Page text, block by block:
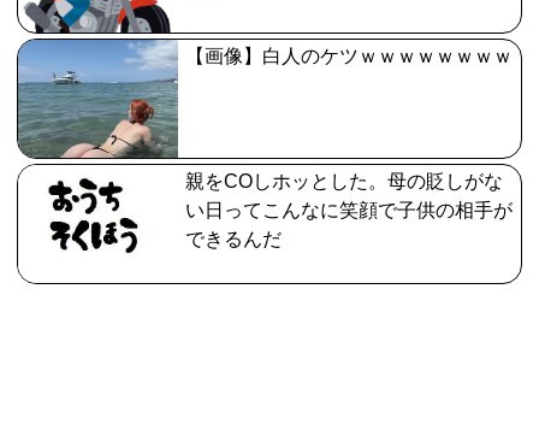
【画像】まんさん「オフ会に呼んだ覚えない人がずっと
いたので晒すわ」（パシャ）【画像】白人のケツｗｗｗｗｗｗｗｗ
親をCOしホッとした。母の貶しがな
い日ってこんなに笑顔で子供の相手が
できるんだ